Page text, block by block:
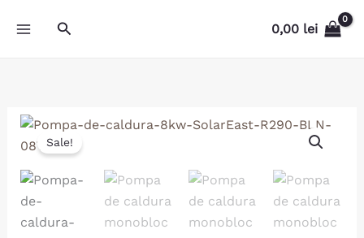
Search 0,00 lei
Sale!
Prețul
fost:
21.400,00 lei.
Prețul
curent
este:
17.500,00
Cantitate
Pompa
caldura
monobloc
R290